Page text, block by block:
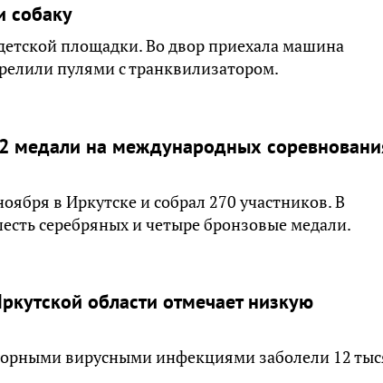
собаку
площадки. Во двор приехала машина
пулями с транквилизатором.
медали на международных
в Иркутске и собрал 270 участников. В
серебряных и четыре бронзовые медали.
области отмечает низкую
вирусными инфекциями заболели 12